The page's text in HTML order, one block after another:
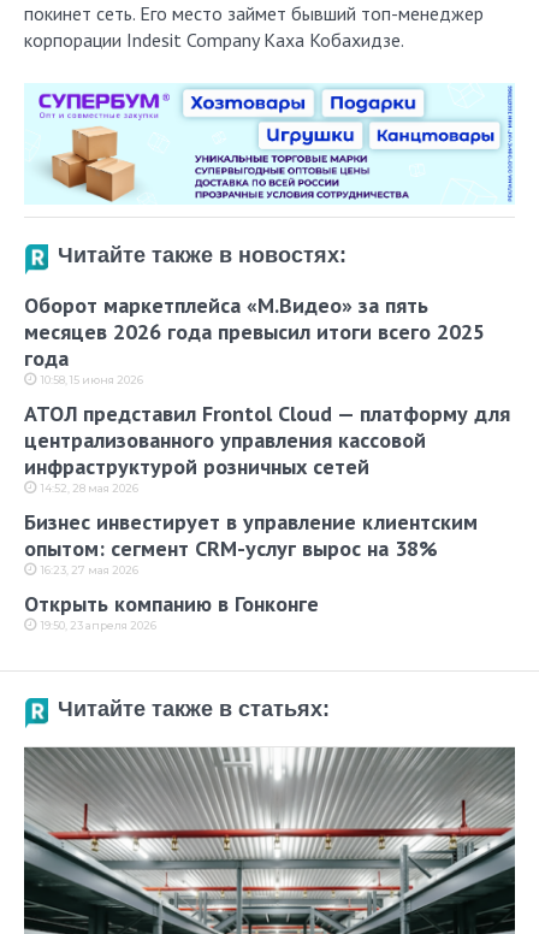
покинет сеть. Его место займет бывший топ-менеджер
корпорации Indesit Company Каха Кобахидзе.
Читайте также в новостях:
Оборот маркетплейса «М.Видео» за пять
месяцев 2026 года превысил итоги всего 2025
года
10:58, 15 июня 2026
АТОЛ представил Frontol Cloud — платформу для
централизованного управления кассовой
инфраструктурой розничных сетей
14:52, 28 мая 2026
Бизнес инвестирует в управление клиентским
опытом: сегмент CRM-услуг вырос на 38%
16:23, 27 мая 2026
Открыть компанию в Гонконге
19:50, 23 апреля 2026
Читайте также в статьях: